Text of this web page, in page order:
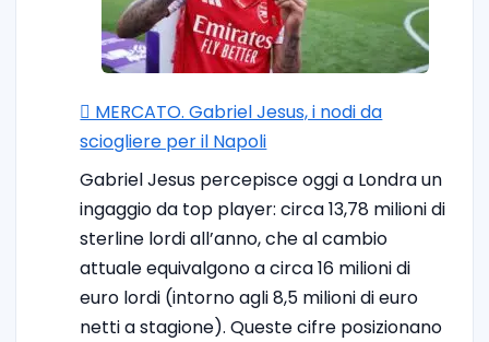
🪎 MERCATO. Gabriel Jesus, i nodi da
sciogliere per il Napoli
Gabriel Jesus percepisce oggi a Londra un
ingaggio da top player: circa 13,78 milioni di
sterline lordi all’anno, che al cambio
attuale equivalgono a circa 16 milioni di
euro lordi (intorno agli 8,5 milioni di euro
netti a stagione). Queste cifre posizionano